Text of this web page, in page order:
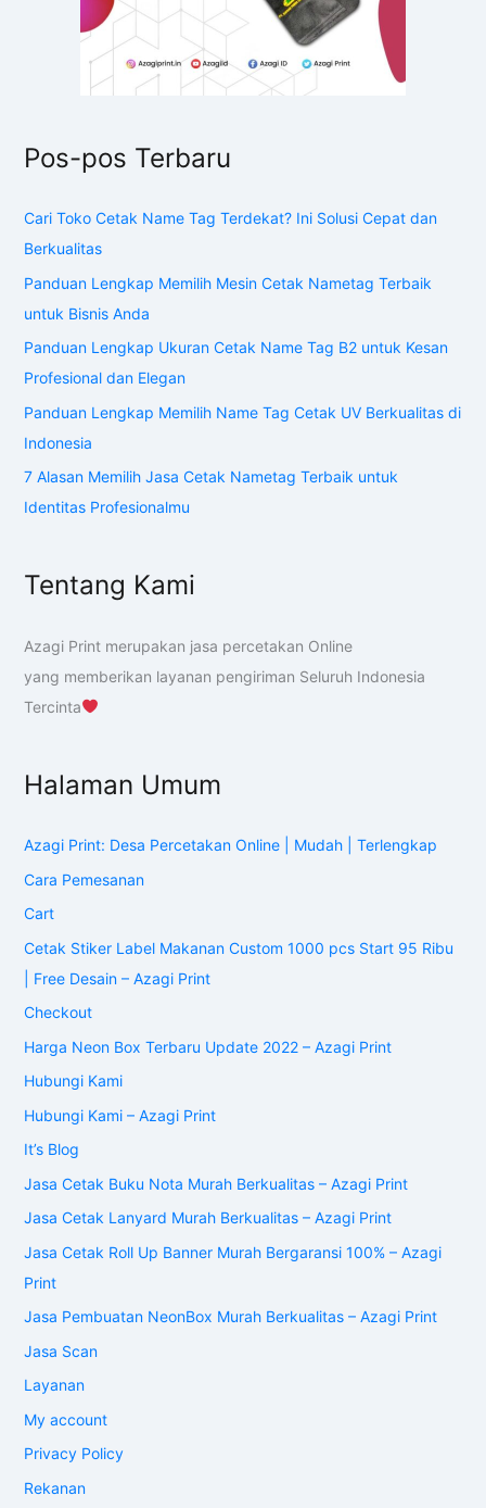
Pos-pos Terbaru
Cari Toko Cetak Name Tag Terdekat? Ini Solusi Cepat dan
Berkualitas
Panduan Lengkap Memilih Mesin Cetak Nametag Terbaik
untuk Bisnis Anda
Panduan Lengkap Ukuran Cetak Name Tag B2 untuk Kesan
Profesional dan Elegan
Panduan Lengkap Memilih Name Tag Cetak UV Berkualitas di
Indonesia
7 Alasan Memilih Jasa Cetak Nametag Terbaik untuk
Identitas Profesionalmu
Tentang Kami
Azagi Print merupakan jasa percetakan Online
yang memberikan layanan pengiriman Seluruh Indonesia
Tercinta
Halaman Umum
Azagi Print: Desa Percetakan Online | Mudah | Terlengkap
Cara Pemesanan
Cart
Cetak Stiker Label Makanan Custom 1000 pcs Start 95 Ribu
| Free Desain – Azagi Print
Checkout
Harga Neon Box Terbaru Update 2022 – Azagi Print
Hubungi Kami
Hubungi Kami – Azagi Print
It’s Blog
Jasa Cetak Buku Nota Murah Berkualitas – Azagi Print
Jasa Cetak Lanyard Murah Berkualitas – Azagi Print
Jasa Cetak Roll Up Banner Murah Bergaransi 100% – Azagi
Print
Jasa Pembuatan NeonBox Murah Berkualitas – Azagi Print
Jasa Scan
Layanan
My account
Privacy Policy
Rekanan